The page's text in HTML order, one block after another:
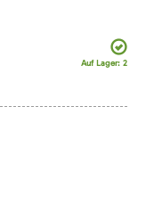
Auf Lager: 2